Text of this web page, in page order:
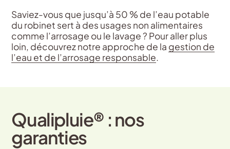
Saviez-vous que jusqu’à 50 % de l’eau potable
du robinet sert à des usages non alimentaires
comme l’arrosage ou le lavage ? Pour aller plus
loin, découvrez notre approche de la gestion de
l’eau et de l’arrosage responsable.
Qualipluie® : nos
garanties